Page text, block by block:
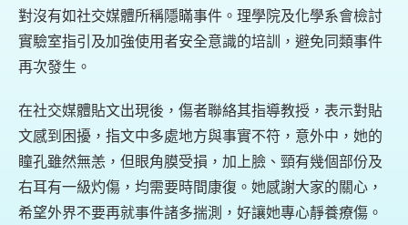
對沒有如社交媒體所稱隱瞞事件。理學院及化學系會檢討
實驗室指引及加強使用者安全意識的培訓，避免同類事件
再次發生。
在社交媒體貼文出現後，傷者聯絡其指導教授，表示對貼
文感到困擾，指文中多處地方與事實不符，意外中，她的
瞳孔雖然無恙，但眼角膜受損，加上臉、頸有幾個部份及
右耳有一級灼傷，均需要時間康復。她感謝大家的關心，
希望外界不要再就事件諸多揣測，好讓她專心靜養療傷。